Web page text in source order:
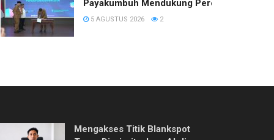
Payakumbuh Mendukung Percepatan
5 AGUSTUS 2026 2
Mengakses Titik Blankspot